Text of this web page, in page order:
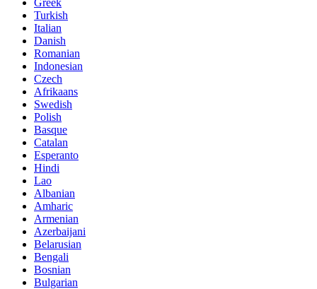
Turkish
Italian
Danish
Romanian
Indonesian
Czech
Afrikaans
Swedish
Polish
Basque
Catalan
Esperanto
Hindi
Lao
Albanian
Amharic
Armenian
Azerbaijani
Belarusian
Bengali
Bosnian
Bulgarian